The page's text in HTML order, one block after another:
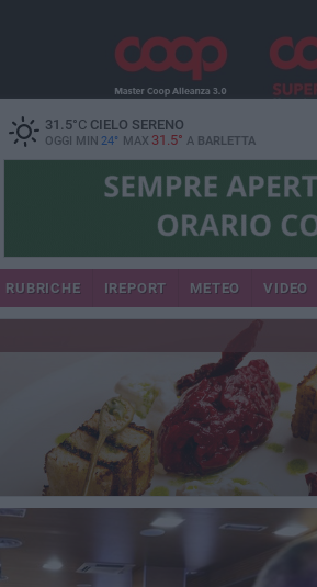
31.5°CCIELO SERENO
OGGI MIN 24° MAX 31.5° A BARLETTA
RUBRICHE IREPORT METEO VIDEO